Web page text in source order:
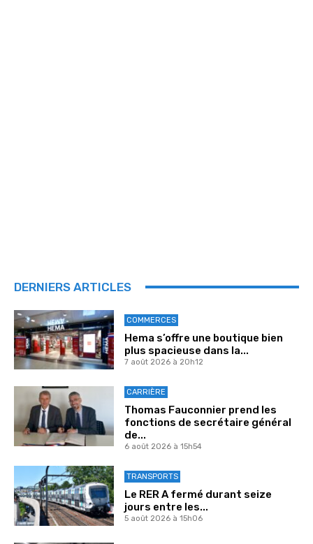
DERNIERS ARTICLES
COMMERCES
Hema s’offre une boutique bien
plus spacieuse dans la...
7 août 2026 à 20h12
CARRIÈRE
Thomas Fauconnier prend les
fonctions de secrétaire général
de...
6 août 2026 à 15h54
TRANSPORTS
Le RER A fermé durant seize
jours entre les...
5 août 2026 à 15h06